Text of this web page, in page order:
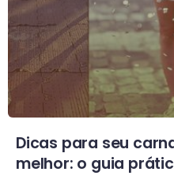
Dicas para seu
melhor: o guia